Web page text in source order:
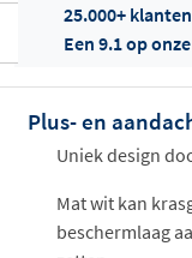
Offertes
ophalen...
25.000+
Een 9.1 op
Plus- en
Uniek design
Mat wit kan
beschermlaag